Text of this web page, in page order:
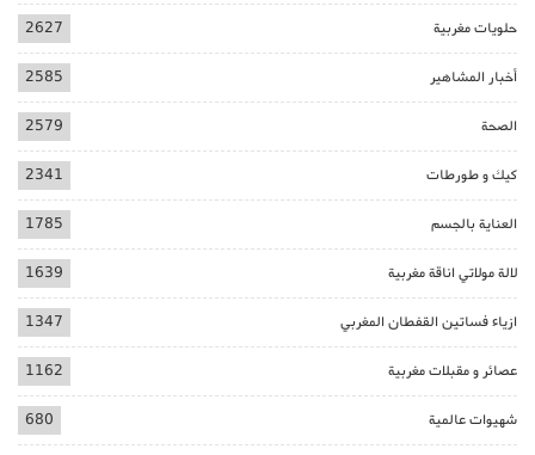
حلويات مغربية 2627
أخبار المشاهير 2585
الصحة 2579
كيك و طورطات 2341
العناية بالجسم 1785
لالة مولاتي اناقة مغربية 1639
ازياء فساتين القفطان المغربي 1347
عصائر و مقبلات مغربية 1162
شهيوات عالمية 680